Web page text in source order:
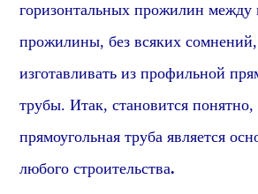
горизонтальных прожилин
прожилины, без всяких
изготавливать из профильной
трубы. Итак, становится
прямоугольная труба является
любого строительства.